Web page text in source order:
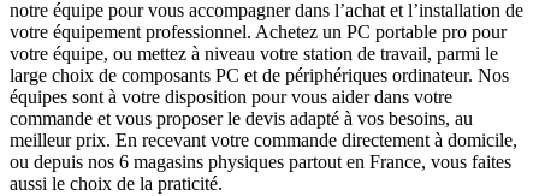
notre équipe pour vous accompagner dans l’achat et l’installation de
votre équipement professionnel. Achetez un PC portable pro pour
votre équipe, ou mettez à niveau votre station de travail, parmi le
large choix de composants PC et de périphériques ordinateur. Nos
équipes sont à votre disposition pour vous aider dans votre
commande et vous proposer le devis adapté à vos besoins, au
meilleur prix. En recevant votre commande directement à domicile,
ou depuis nos 6 magasins physiques partout en France, vous faites
aussi le choix de la praticité.